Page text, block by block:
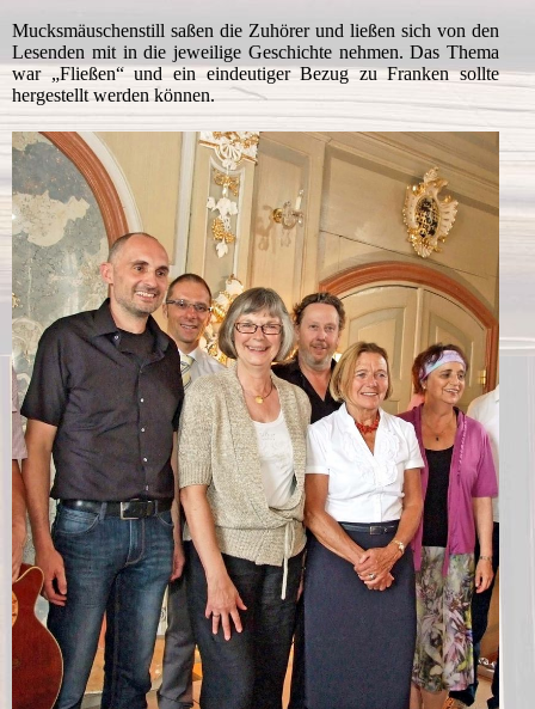
Mucksmäuschenstill saßen die Zuhörer und ließen sich von den
Lesenden mit in die jeweilige Geschichte nehmen. Das Thema
war „Fließen“ und ein eindeutiger Bezug zu Franken sollte
hergestellt werden können.